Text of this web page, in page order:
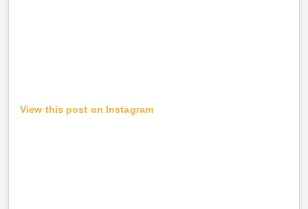
View this post on Instagram